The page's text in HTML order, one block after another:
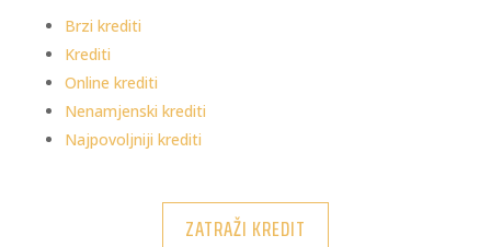
Brzi krediti
Krediti
Online krediti
Nenamjenski krediti
Najpovoljniji krediti
ZATRAŽI KREDIT